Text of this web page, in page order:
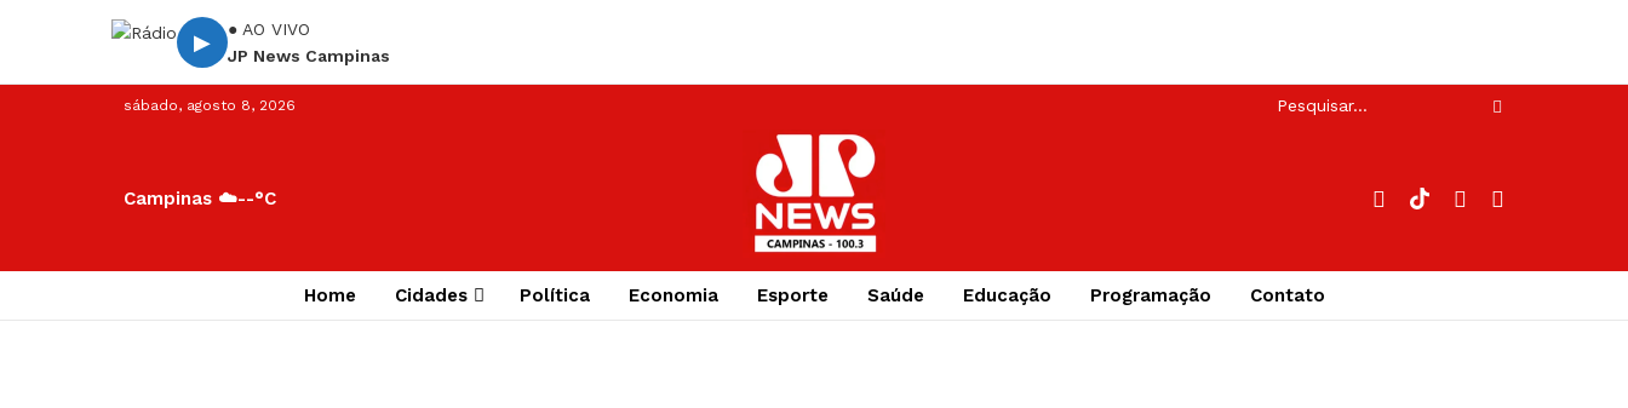
▶
● AO VIVO
JP News Campinas
sábado, agosto 8, 2026
Campinas ☁️--°C
Home Cidades Política Economia Esporte Saúde Educação Programação Contato